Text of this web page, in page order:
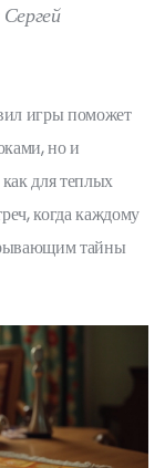
игры поможет
но и
для теплых
когда каждому
тайны